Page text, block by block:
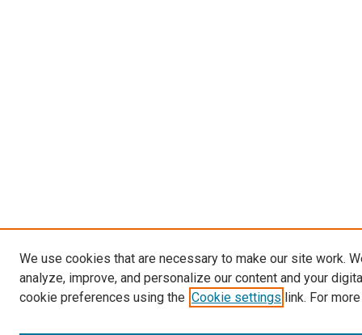
We use cookies that are necessary to make our site work.
analyze, improve, and personalize our content and your
cookie preferences using the Cookie settings link. For